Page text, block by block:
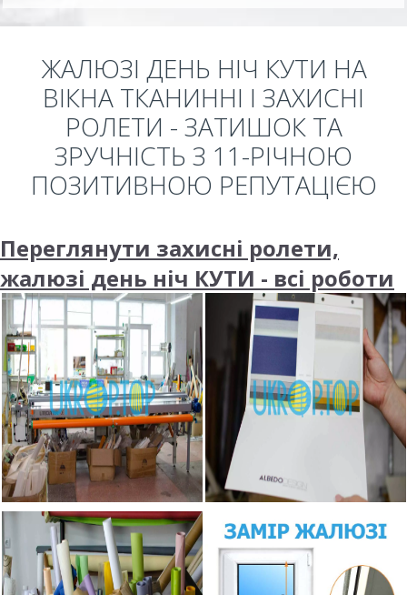
ЖАЛЮЗІ ДЕНЬ НІЧ КУТИ НА
ВІКНА ТКАНИННІ І ЗАХИСНІ
РОЛЕТИ - ЗАТИШОК ТА
ЗРУЧНІСТЬ З 11-РІЧНОЮ
ПОЗИТИВНОЮ РЕПУТАЦІЄЮ
Переглянути захисні ролети,
жалюзі день ніч КУТИ - всі роботи